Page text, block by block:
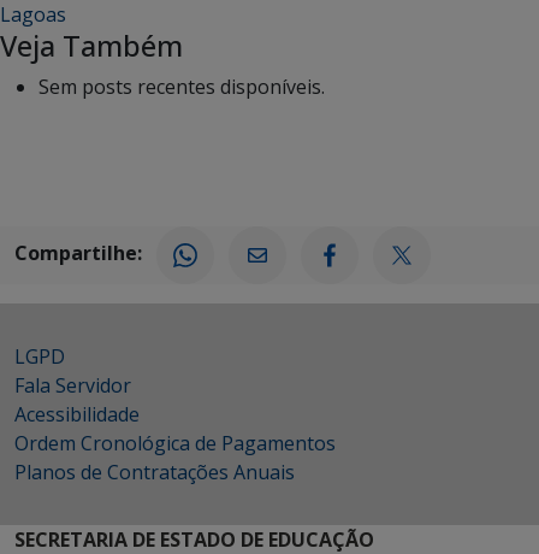
Lagoas
Veja Também
Sem posts recentes disponíveis.
Compartilhe:
LGPD
Fala Servidor
Acessibilidade
Ordem Cronológica de Pagamentos
Planos de Contratações Anuais
SECRETARIA DE ESTADO DE EDUCAÇÃO